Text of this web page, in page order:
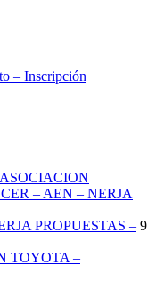
– Inscripción
– AEN – NERJA
PROPUESTAS – 9
TOYOTA –